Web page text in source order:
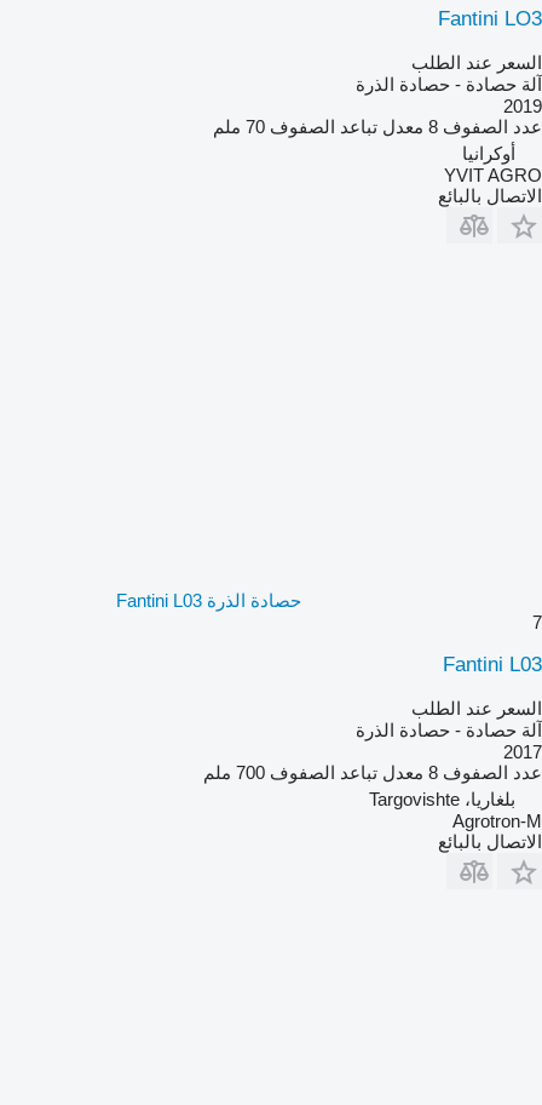
Fantini LO3
السعر عند الطلب
آلة حصادة - حصادة الذرة
2019
عدد الصفوف 8 معدل تباعد الصفوف 70 ملم
أوكرانيا
YVIT AGRO
الاتصال بالبائع
حصادة الذرة Fantini L03
7
Fantini L03
السعر عند الطلب
آلة حصادة - حصادة الذرة
2017
عدد الصفوف 8 معدل تباعد الصفوف 700 ملم
بلغاريا، Targovishte
Agrotron-M
الاتصال بالبائع